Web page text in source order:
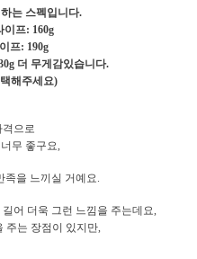
는 스펙입니다.
이프: 160g
프: 190g
더 무게감있습니다.
해주세요)
격으로
무 좋구요,
족을 느끼실 거예요.
어 더욱 그런 느낌을 주는데요,
주는 장점이 있지만,